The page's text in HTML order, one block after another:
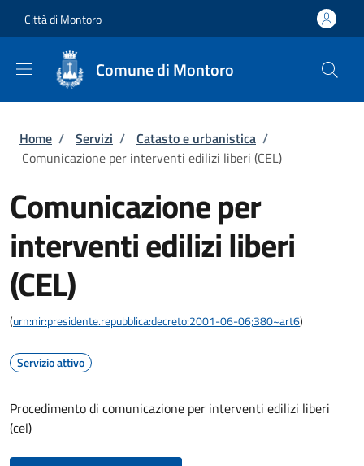
Città di Montoro
Comune di Montoro
Briciole di pane
Home / Servizi / Catasto e urbanistica /
Comunicazione per interventi edilizi liberi (CEL)
Comunicazione per
interventi edilizi liberi
(CEL)
(urn:nir:presidente.repubblica:decreto:2001-06-06;380~art6)
Servizio attivo
Procedimento di comunicazione per interventi edilizi liberi
(cel)